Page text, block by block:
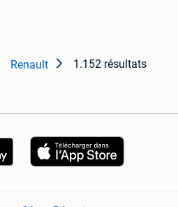
Renault 1.152 résultats